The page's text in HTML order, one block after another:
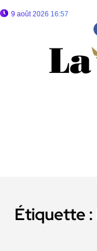
9 août 2026 16:57
Étiquette :